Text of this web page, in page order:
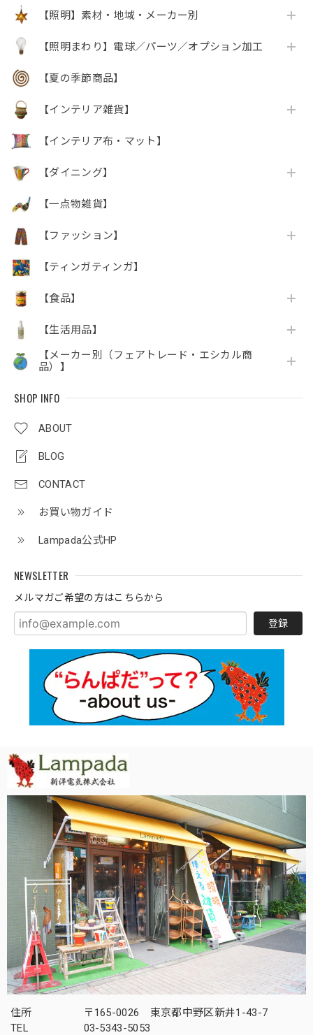
【照明】素材・地域・メーカー別
【照明まわり】電球／パーツ／オプション加工
【夏の季節商品】
【インテリア雑貨】
【インテリア布・マット】
【ダイニング】
【一点物雑貨】
【ファッション】
【ティンガティンガ】
【食品】
【生活用品】
【メーカー別（フェアトレード・エシカル商
品）】
SHOP INFO
ABOUT
BLOG
CONTACT
お買い物ガイド
Lampada公式HP
NEWSLETTER
メルマガご希望の方はこちらから
登録
住所
〒165-0026 東京都中野区新井1-43-7
TEL
03-5343-5053